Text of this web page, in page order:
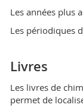
Les années plus
Les périodiques
Livres
Les livres de
permet de